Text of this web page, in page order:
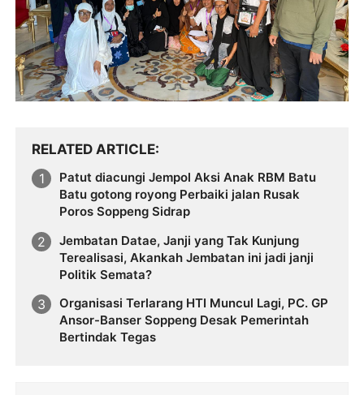
RELATED ARTICLE
Patut diacungi Jempol Aksi Anak RBM Batu
Batu gotong royong Perbaiki jalan Rusak
Poros Soppeng Sidrap
Jembatan Datae, Janji yang Tak Kunjung
Terealisasi, Akankah Jembatan ini jadi janji
Politik Semata?
Organisasi Terlarang HTI Muncul Lagi, PC. GP
Ansor-Banser Soppeng Desak Pemerintah
Bertindak Tegas